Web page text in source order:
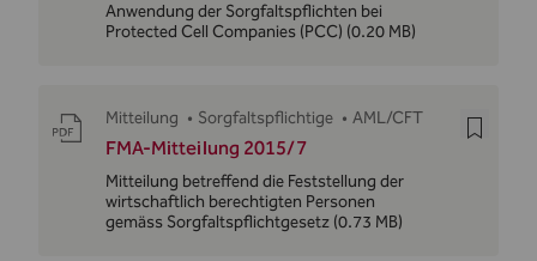
Anwendung der Sorgfaltspflichten bei
Protected Cell Companies (PCC) (0.20 MB)
Mitteilung • Sorgfaltspflichtige • AML/CFT
FMA-Mitteilung 2015/7
Mitteilung betreffend die Feststellung der
wirtschaftlich berechtigten Personen
gemäss Sorgfaltspflichtgesetz (0.73 MB)